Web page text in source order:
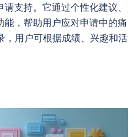
支持。它通过个性化建议、
，帮助用户应对申请中的痛
用户可根据成绩、兴趣和活